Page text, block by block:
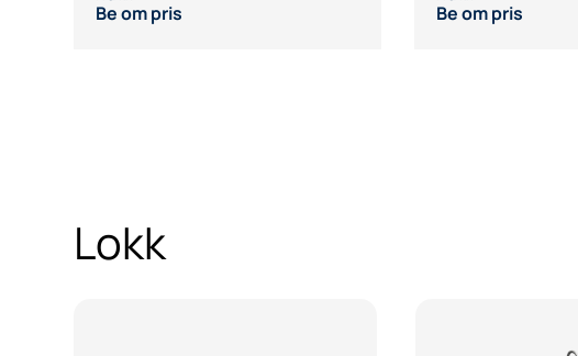
Be om pris Be om pris
Lokk